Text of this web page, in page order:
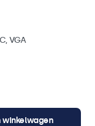
VGA
winkelwagen